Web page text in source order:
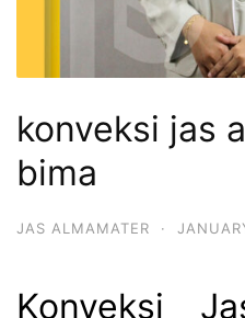
konveksi jas
bima
JAS ALMAMATER ·
Konveksi